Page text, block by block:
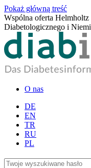
Pokaż główną treść
Wspólna oferta
Diabetologicznego i
O nas
DE
EN
TR
RU
PL